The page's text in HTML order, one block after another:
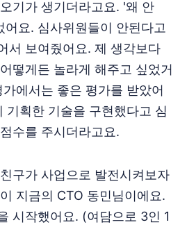
기가 생기더라고요. '왜 안
요. 심사위원들이 안된다고
서 보여줬어요. 제 생각보다
떻게든 놀라게 해주고 싶었거
에서는 좋은 평가를 받았어
기획한 기술을 구현했다고 심
수를 주시더라고요.
구가 사업으로 발전시켜보자
지금의 CTO 동민님이에요.
시작했어요. (여담으로 3인 1